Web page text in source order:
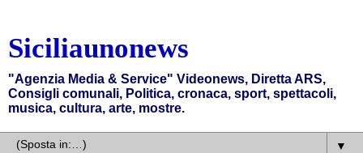
Siciliaunonews
"Agenzia Media & Service" Videonews, Diretta ARS,
Consigli comunali, Politica, cronaca, sport, spettacoli,
musica, cultura, arte, mostre.
▼